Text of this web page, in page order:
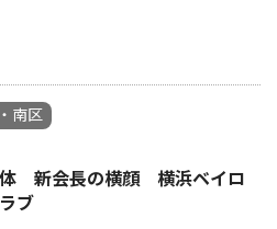
南区
体 新会長の横顔 横浜ベイロ
ブ